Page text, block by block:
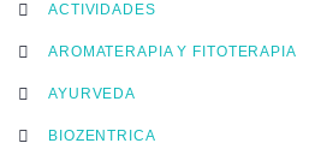
ACTIVIDADES
AROMATERAPIA Y FITOTERAPIA
AYURVEDA
BIOZENTRICA